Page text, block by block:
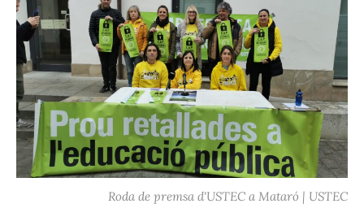
Roda de premsa d'USTEC a Mataró | USTEC